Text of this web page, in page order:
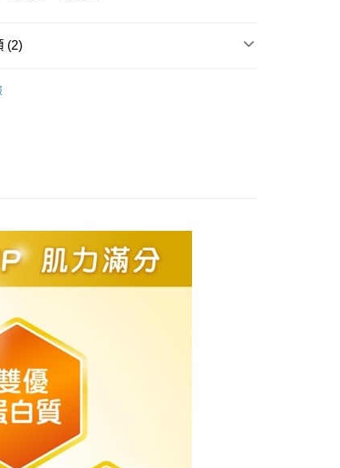
後付」結帳流程】
擇「AFTEE先享後付」後，將跳轉至「AFTEE先享後
行簡訊認證並確認金額後，即可完成結帳。
內，您將收到繳費通知簡訊。
行／等多元方式進行付款，方視為交易完成。
手續完成當下不需立刻繳費，但若您需要取消訂單，請聯
家。未經商家同意取消之訂單仍視為有效，需透過AFTEE
費用。
請以「AFTEE先享後付 」之結帳頁面顯示為準，若有關於
繳費後需取消欲退款等相關疑問，請聯繫「AFTEE先享後
https://netprotections.freshdesk.com/support/home
科技股份有限公司提供之「AFTEE先享後付」服務完成之
務之必要範圍內提供個人資料，並將交易相關給付款項請
NT$600(含以上)免運費
NT$600(含以上)免運費
(2)